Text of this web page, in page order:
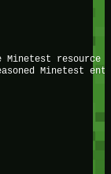
Minetest
Minetest